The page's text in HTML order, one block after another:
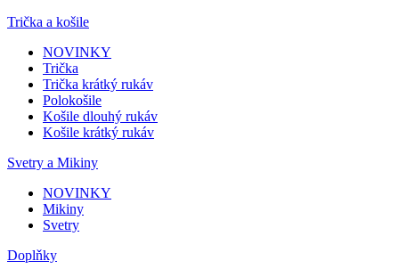
Trička a košile
NOVINKY
Trička
Trička krátký rukáv
Polokošile
Košile dlouhý rukáv
Košile krátký rukáv
Svetry a Mikiny
NOVINKY
Mikiny
Svetry
Doplňky